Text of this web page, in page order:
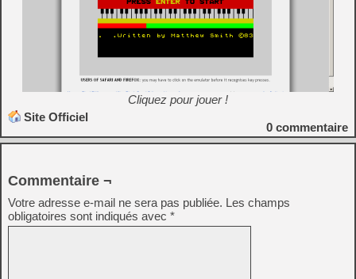
Cliquez pour jouer !
Site Officiel
0 commentaire
Commentaire ¬
Votre adresse e-mail ne sera pas publiée. Les champs
obligatoires sont indiqués avec *